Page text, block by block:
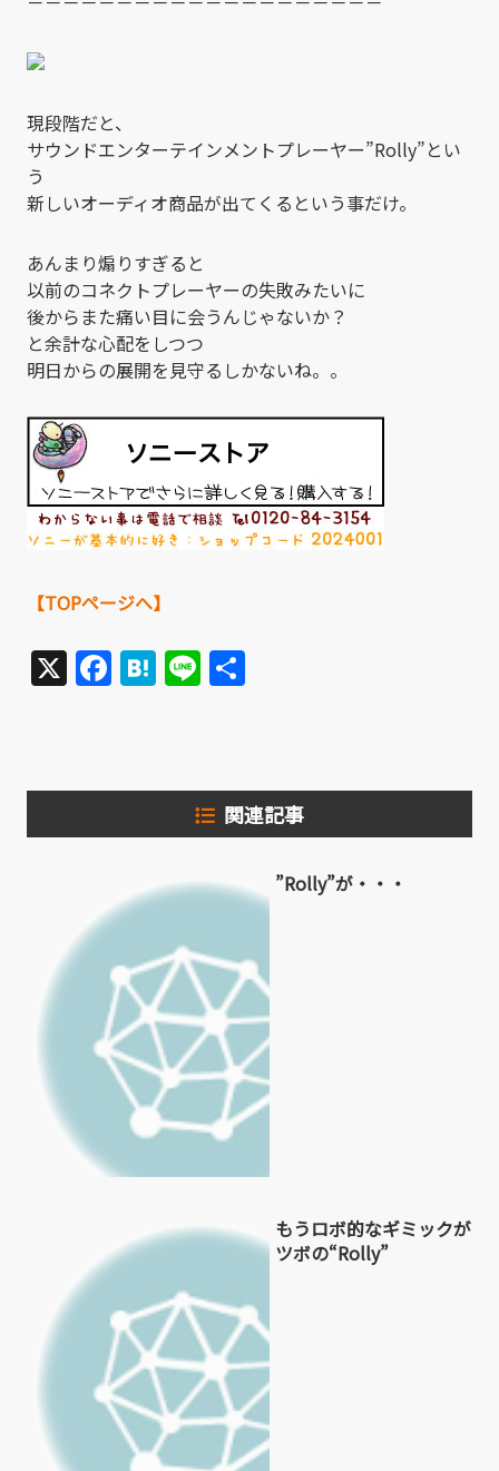
現段階だと、
サウンドエンターテインメントプレーヤー”Rolly”とい
う
新しいオーディオ商品が出てくるという事だけ。
あんまり煽りすぎると
以前のコネクトプレーヤーの失敗みたいに
後からまた痛い目に会うんじゃないか？
と余計な心配をしつつ
明日からの展開を見守るしかないね。。
【TOPページへ】
X Facebook
Hatena
Line
関連記事
”Rolly”が・・・
もうロボ的なギミックが
ツボの“Rolly”